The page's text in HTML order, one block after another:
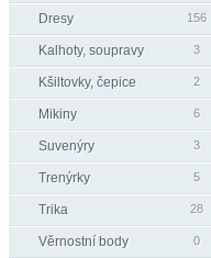
Dresy 156
Kalhoty, soupravy 3
Kšiltovky, čepice 2
Mikiny 6
Suvenýry 3
Trenýrky 5
Trika 28
Věrnostní body 0